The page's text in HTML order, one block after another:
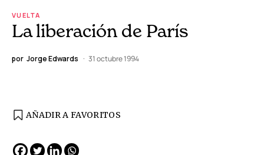
VUELTA
La liberación de París
por Jorge Edwards 31 octubre 1994
AÑADIR A FAVORITOS